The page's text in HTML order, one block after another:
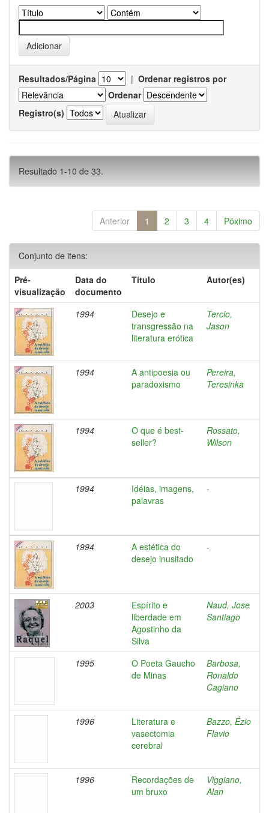
Resultados/Página | Ordenar registros por
Ordenar
Registro(s)
Resultado 1-10 de 33.
Anterior 1 2 3 4 Póximo
Conjunto de itens:
Pré-
visualização
Data do
documento
Título Autor(es)
1994
Desejo e
transgressão na
literatura erótica
Tercio,
Jason
1994
A antipoesia ou
paradoxismo
Pereira,
Teresinka
1994
O que é best-
seller?
Rossato,
Wilson
1994
Idéias, imagens,
palavras
-
1994
A estética do
desejo inusitado
-
2003
Espírito e
liberdade em
Agostinho da
Silva
Naud, Jose
Santiago
1995
O Poeta Gaucho
de Minas
Barbosa,
Ronaldo
Cagiano
1996
Literatura e
vasectomia
cerebral
Bazzo, Ézio
Flavio
1996
Recordações de
um bruxo
Viggiano,
Alan